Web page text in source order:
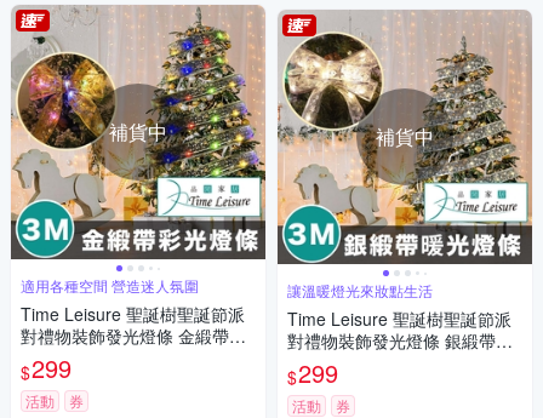
補貨中
適用各種空間 營造迷人氛圍
Time Leisure 聖誕樹聖誕節派
對禮物裝飾發光燈條 金緞帶彩
光/3M
$299
活動 券
補貨中
讓溫暖燈光來妝點生活
Time Leisure 聖誕樹聖誕節派
對禮物裝飾發光燈條 銀緞帶暖
光/3M
$299
活動 券